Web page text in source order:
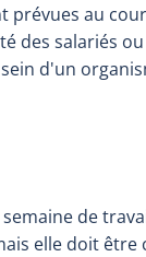
prévues au
des salariés
d'un
de
elle doit être